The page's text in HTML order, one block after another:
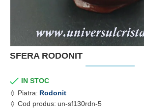
SFERA RODONIT
IN STOC
Piatra: Rodonit
Cod produs: un-sf130rdn-5